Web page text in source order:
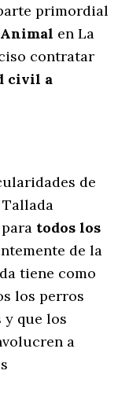
primordial
en La
contratar
civil a
de
todos los
de la
tiene como
los perros
y que los
a